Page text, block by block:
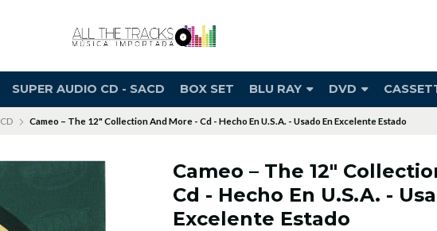
SUPER AUDIO CD - SACD BOX SET BLU RAY DVD
CD Cameo – The 12" Collection And More - Cd - Hecho En U.S.A. - Usado En Excelente Estado
Cameo – The 12"
Cd - Hecho En U.S.A. -
Excelente Estado